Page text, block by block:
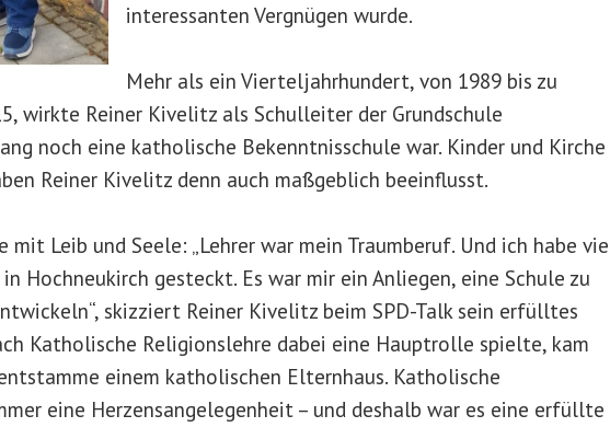
interessanten Vergnügen wurde.
Mehr als ein Vierteljahrhundert, von 1989 bis zu
wirkte Reiner Kivelitz als Schulleiter der Grundschule
noch eine katholische Bekenntnisschule war. Kinder und Kirche
Reiner Kivelitz denn auch maßgeblich beeinflusst.
mit Leib und Seele: „Lehrer war mein Traumberuf. Und ich habe
Hochneukirch gesteckt. Es war mir ein Anliegen, eine Schule zu
skizziert Reiner Kivelitz beim SPD-Talk sein erfülltes
Katholische Religionslehre dabei eine Hauptrolle spielte, kam
einem katholischen Elternhaus. Katholische
eine Herzensangelegenheit – und deshalb war es eine erfüllte